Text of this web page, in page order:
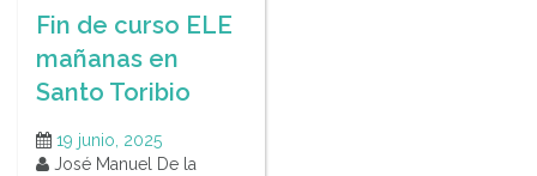
Fin de curso ELE
mañanas en
Santo Toribio
19 junio, 2025
José Manuel De la